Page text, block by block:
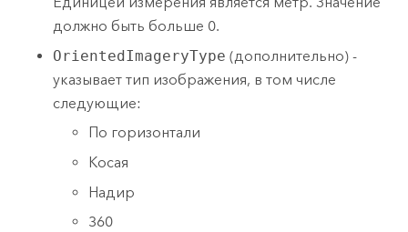
должно быть больше 0.
OrientedImageryType (дополнительно) -
указывает тип изображения, в том числе
следующие:
По горизонтали
Косая
Надир
360